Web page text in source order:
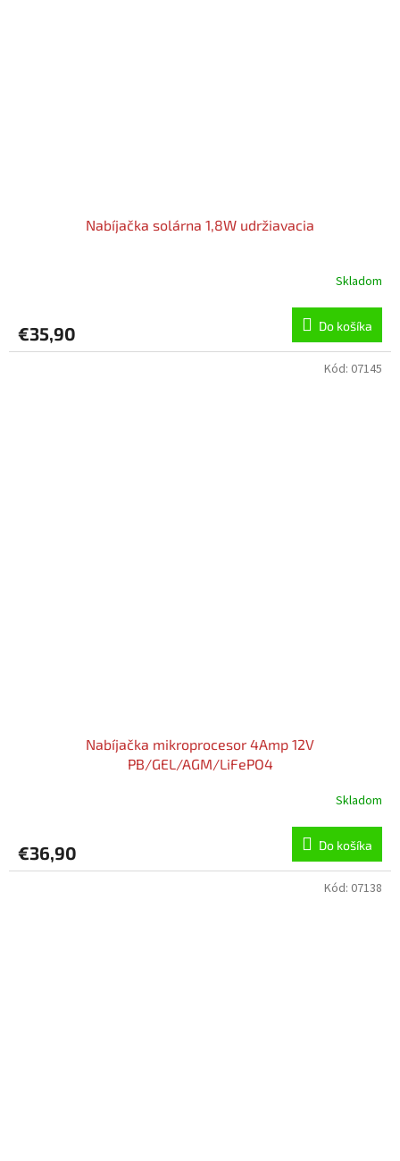
Nabíjačka solárna 1,8W udržiavacia
Skladom
€35,90 Do košíka
Nabíjačka mikroprocesor 4Amp 12V
PB/GEL/AGM/LiFePO4
Skladom
€36,90 Do košíka
Kód: 07145
Kód: 07138